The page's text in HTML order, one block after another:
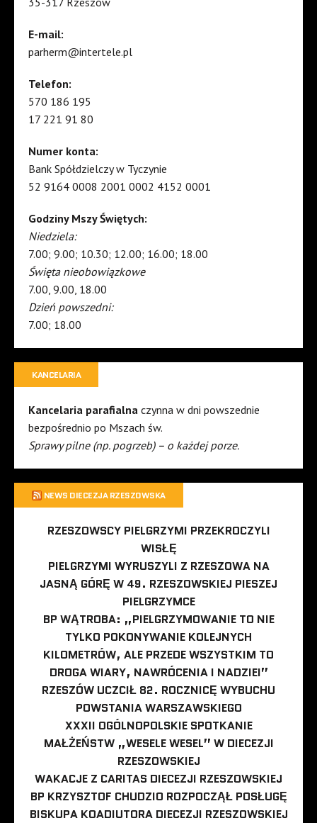
E-mail:
parherm@intertele.pl
Telefon:
570 186 195
17 221 91 80
Numer konta:
Bank Spółdzielczy w Tyczynie
52 9164 0008 2001 0002 4152 0001
Godziny Mszy Świętych:
Niedziela:
7.00; 9.00; 10.30; 12.00; 16.00; 18.00
Święta nieobowiązkowe
7.00, 9.00, 18.00
Dzień powszedni:
7.00; 18.00
KANCELARIA
Kancelaria parafialna czynna w dni powszednie
bezpośrednio po Mszach św.
Sprawy pilne (np. pogrzeb) – o każdej porze.
NEWS DIECEZJA RZESZOWSKA
RZESZOWSCY PIELGRZYMI PRZEKROCZYLI
WISŁĘ
PIELGRZYMI WYRUSZYLI Z RZESZOWA NA
JASNĄ GÓRĘ W 49. RZESZOWSKIEJ PIESZEJ
PIELGRZYMCE
BP WĄTROBA: „PIELGRZYMOWANIE TO NIE
TYLKO POKONYWANIE KOLEJNYCH
KILOMETRÓW, ALE PRZEDE WSZYSTKIM TO
DROGA WIARY, NAWRÓCENIA I NADZIEI”
RZESZÓW UCZCIŁ 82. ROCZNICĘ WYBUCHU
POWSTANIA WARSZAWSKIEGO
XXXII OGÓLNOPOLSKIE SPOTKANIE
MAŁŻEŃSTW „WESELE WESEL” W DIECEZJI
RZESZOWSKIEJ
WAKACJE Z CARITAS DIECEZJI RZESZOWSKIEJ
BP KRZYSZTOF CHUDZIO ROZPOCZĄŁ POSŁUGĘ
BISKUPA KOADIUTORA DIECEZJI RZESZOWSKIEJ